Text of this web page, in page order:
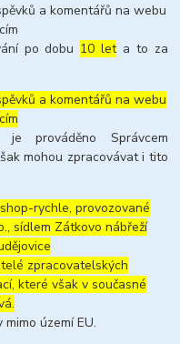
a komentářů na webu
po dobu 10 leta to za
a komentářů na webu
je prováděno Správcem
mohou zpracovávat i tito
rychle, provozované
sídlem Zátkovo nábřeží
zpracovatelských
které však v současné
mimo území EU.